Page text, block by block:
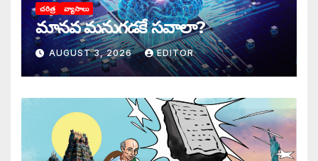
చరిత్ర వ్యాసాలు
మానవ మనుగడకే సవాలా?
AUGUST 3, 2026 EDITOR